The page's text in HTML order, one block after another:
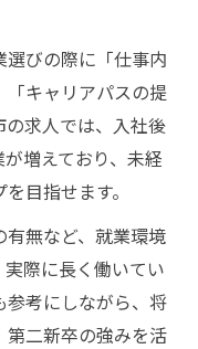
びの際に「仕事内
キャリアパスの提
求人では、入社後
増えており、未経
目指せます。
有無など、就業環境
際に長く働いてい
参考にしながら、将
二新卒の強みを活